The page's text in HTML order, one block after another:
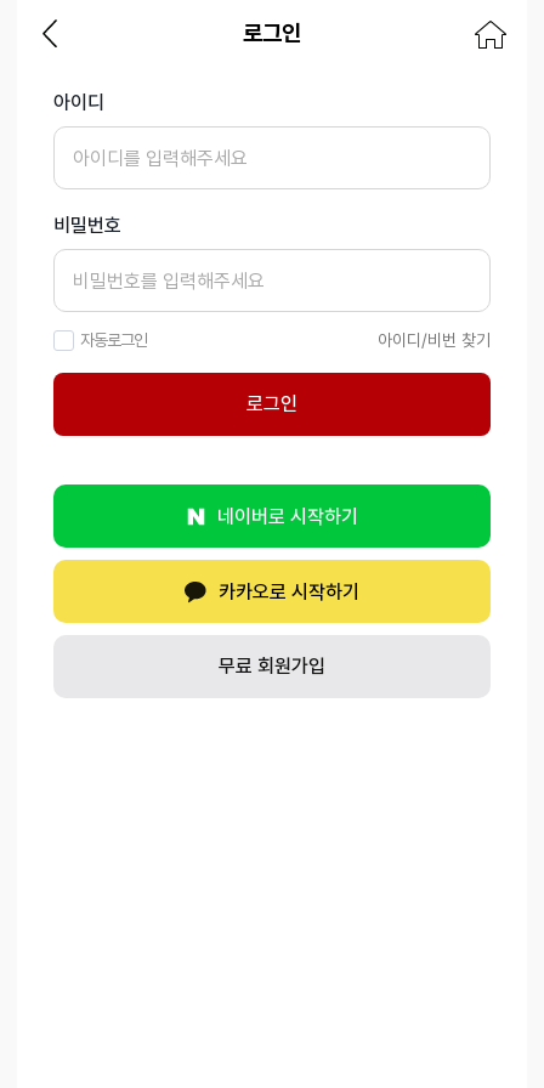
로그인
아이디
비밀번호
자동로그인 아이디/비번 찾기
로그인
네이버로 시작하기
카카오로 시작하기
무료 회원가입